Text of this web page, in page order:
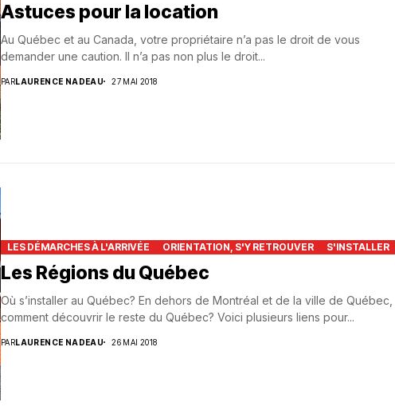
Astuces pour la location
Au Québec et au Canada, votre propriétaire n’a pas le droit de vous
demander une caution. Il n’a pas non plus le droit...
PARLAURENCE NADEAU 27 MAI 2018
LES DÉMARCHES À L'ARRIVÉE ORIENTATION, S'Y RETROUVER S'INSTALLER
Les Régions du Québec
Où s’installer au Québec? En dehors de Montréal et de la ville de Québec,
comment découvrir le reste du Québec? Voici plusieurs liens pour...
PARLAURENCE NADEAU 26 MAI 2018